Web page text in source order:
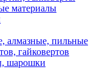
материалы
алмазные, пильные
гайковертов
шарошки